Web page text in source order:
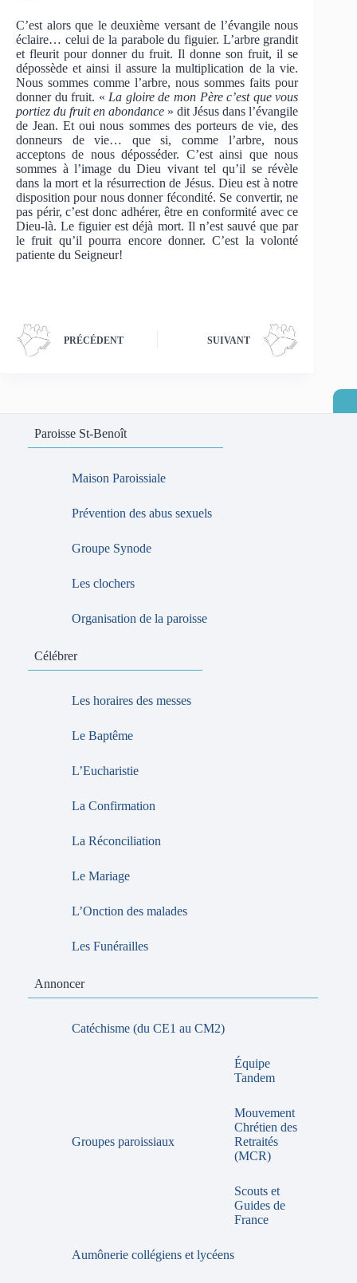
C’est alors que le deuxième versant de l’évangile nous
éclaire… celui de la parabole du figuier. L’arbre grandit
et fleurit pour donner du fruit. Il donne son fruit, il se
dépossède et ainsi il assure la multiplication de la vie.
Nous sommes comme l’arbre, nous sommes faits pour
donner du fruit. « La gloire de mon Père c’est que vous
portiez du fruit en abondance » dit Jésus dans l’évangile
de Jean. Et oui nous sommes des porteurs de vie, des
donneurs de vie… que si, comme l’arbre, nous
acceptons de nous déposséder. C’est ainsi que nous
sommes à l’image du Dieu vivant tel qu’il se révèle
dans la mort et la résurrection de Jésus. Dieu est à notre
disposition pour nous donner fécondité. Se convertir, ne
pas périr, c’est donc adhérer, être en conformité avec ce
Dieu-là. Le figuier est déjà mort. Il n’est sauvé que par
le fruit qu’il pourra encore donner. C’est la volonté
patiente du Seigneur!
PRÉCÉDENT SUIVANT
Paroisse St-Benoît
Maison Paroissiale
Prévention des abus sexuels
Groupe Synode
Les clochers
Organisation de la paroisse
Célébrer
Les horaires des messes
Le Baptême
L’Eucharistie
La Confirmation
La Réconciliation
Le Mariage
L’Onction des malades
Les Funérailles
Annoncer
Catéchisme (du CE1 au CM2)
Groupes paroissiaux
Équipe
Tandem
Mouvement
Chrétien des
Retraités
(MCR)
Scouts et
Guides de
France
Aumônerie collégiens et lycéens